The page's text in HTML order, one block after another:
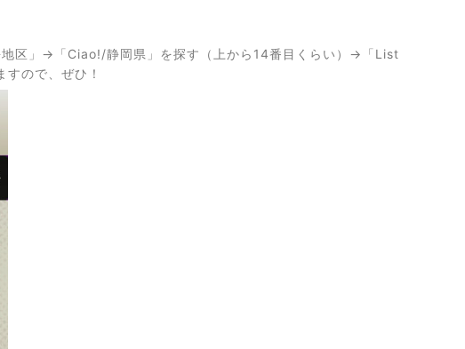
区」→「Ciao!/静岡県」を探す（上から14番目くらい）→「List
ので、ぜひ！